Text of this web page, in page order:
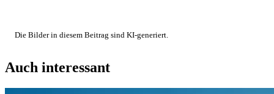
Die Bilder in diesem Beitrag sind KI-generiert.
Auch interessant